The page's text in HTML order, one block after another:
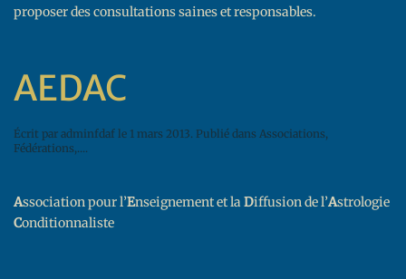
proposer des consultations saines et responsables.
AEDAC
Écrit par adminfdaf le 1 mars 2013. Publié dans Associations,
Fédérations,....
Association pour l’Enseignement et la Diffusion de l’Astrologie
Conditionnaliste